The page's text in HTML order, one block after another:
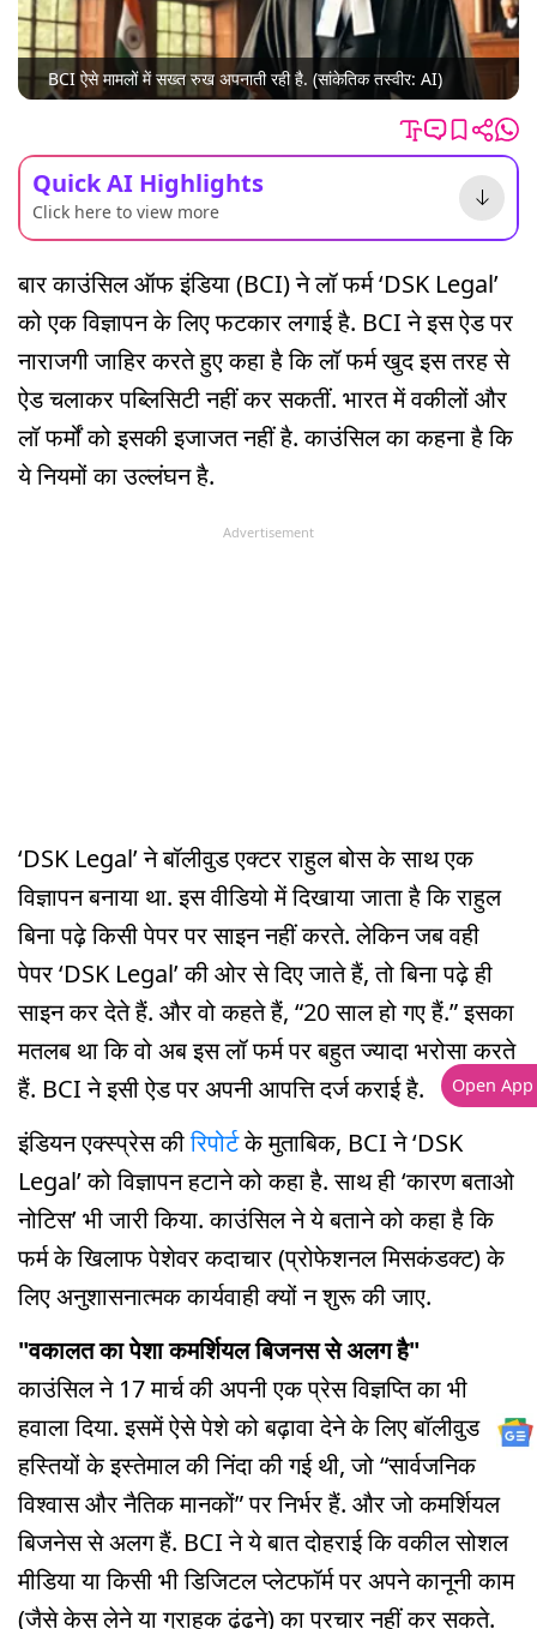
BCI ऐसे मामलों में सख्त रुख अपनाती रही है. (सांकेतिक तस्वीर: AI)
Quick AI Highlights
Click here to view more
बार काउंसिल ऑफ इंडिया (BCI) ने लॉ फर्म ‘DSK Legal’
को एक विज्ञापन के लिए फटकार लगाई है. BCI ने इस ऐड पर
नाराजगी जाहिर करते हुए कहा है कि लॉ फर्म खुद इस तरह से
ऐड चलाकर पब्लिसिटी नहीं कर सकतीं. भारत में वकीलों और
लॉ फर्मों को इसकी इजाजत नहीं है. काउंसिल का कहना है कि
ये नियमों का उल्लंघन है.
Advertisement
‘DSK Legal’ ने बॉलीवुड एक्टर राहुल बोस के साथ एक
विज्ञापन बनाया था. इस वीडियो में दिखाया जाता है कि राहुल
बिना पढ़े किसी पेपर पर साइन नहीं करते. लेकिन जब वही
पेपर ‘DSK Legal’ की ओर से दिए जाते हैं, तो बिना पढ़े ही
साइन कर देते हैं. और वो कहते हैं, “20 साल हो गए हैं.” इसका
मतलब था कि वो अब इस लॉ फर्म पर बहुत ज्यादा भरोसा करते
हैं. BCI ने इसी ऐड पर अपनी आपत्ति दर्ज कराई है.
इंडियन एक्स्प्रेस कीरिपोर्टके मुताबिक, BCI ने ‘DSK
Legal’ को विज्ञापन हटाने को कहा है. साथ ही ‘कारण बताओ
नोटिस’ भी जारी किया. काउंसिल ने ये बताने को कहा है कि
फर्म के खिलाफ पेशेवर कदाचार (प्रोफेशनल मिसकंडक्ट) के
लिए अनुशासनात्मक कार्यवाही क्यों न शुरू की जाए.
"वकालत का पेशा कमर्शियल बिजनस से अलग है"
काउंसिल ने 17 मार्च की अपनी एक प्रेस विज्ञप्ति का भी
हवाला दिया. इसमें ऐसे पेशे को बढ़ावा देने के लिए बॉलीवुड
हस्तियों के इस्तेमाल की निंदा की गई थी, जो “सार्वजनिक
विश्वास और नैतिक मानकों” पर निर्भर हैं. और जो कमर्शियल
बिजनेस से अलग हैं. BCI ने ये बात दोहराई कि वकील सोशल
मीडिया या किसी भी डिजिटल प्लेटफॉर्म पर अपने कानूनी काम
(जैसे केस लेने या ग्राहक ढूंढने) का प्रचार नहीं कर सकते.
Open App